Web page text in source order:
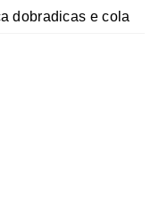
dobradicas e cola